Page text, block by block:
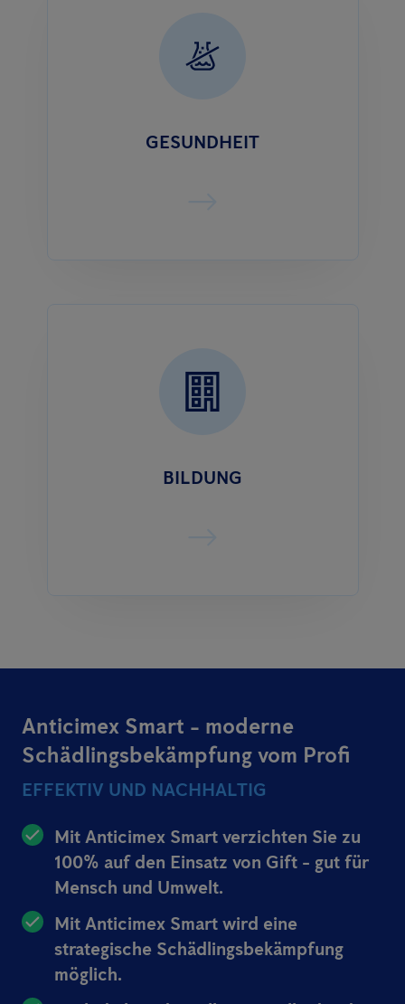
GESUNDHEIT
BILDUNG
Anticimex Smart - moderne
Schädlingsbekämpfung vom Profi
EFFEKTIV UND NACHHALTIG
Mit Anticimex Smart verzichten Sie zu
100% auf den Einsatz von Gift - gut für
Mensch und Umwelt.
Mit Anticimex Smart wird eine
strategische Schädlingsbekämpfung
möglich.